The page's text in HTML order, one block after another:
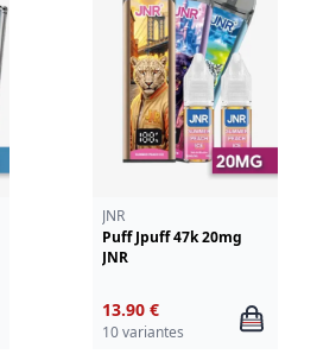
JNR
Puff Jpuff 47k 20mg
JNR
13.90 €
10 variantes